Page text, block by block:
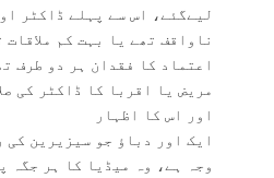
لیےگئے، اس سے پہلے ڈاکٹر
ناواقف تھے یا بہت کم
اعتماد کا فقدان ہر دو طرف
مریض یا اقربا کا ڈاکٹر کی
اور اس کا اظہار
ایک اور دباؤ جو سیزیرین کی
وجہ ہے، وہ میڈیا کا ہر جگہ